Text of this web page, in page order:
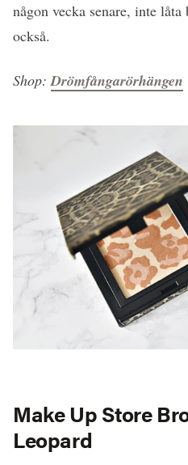
någon vecka senare, inte
också.
Shop:Drömfångarörhängen
Make Up Store
Leopard